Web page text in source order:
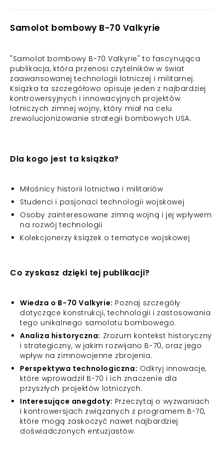
Samolot bombowy B-70 Valkyrie
"Samolot bombowy B-70 Valkyrie" to fascynująca
publikacja, która przenosi czytelników w świat
zaawansowanej technologii lotniczej i militarnej.
Książka ta szczegółowo opisuje jeden z najbardziej
kontrowersyjnych i innowacyjnych projektów
lotniczych zimnej wojny, który miał na celu
zrewolucjonizowanie strategii bombowych USA.
Dla kogo jest ta książka?
Miłośnicy historii lotnictwa i militariów
Studenci i pasjonaci technologii wojskowej
Osoby zainteresowane zimną wojną i jej wpływem
na rozwój technologii
Kolekcjonerzy książek o tematyce wojskowej
Co zyskasz dzięki tej publikacji?
Wiedza o B-70 Valkyrie: Poznaj szczegóły
dotyczące konstrukcji, technologii i zastosowania
tego unikalnego samolotu bombowego.
Analiza historyczna: Zrozum kontekst historyczny
i strategiczny, w jakim rozwijano B-70, oraz jego
wpływ na zimnowojenne zbrojenia.
Perspektywa technologiczna: Odkryj innowacje,
które wprowadził B-70 i ich znaczenie dla
przyszłych projektów lotniczych.
Interesujące anegdoty: Przeczytaj o wyzwaniach
i kontrowersjach związanych z programem B-70,
które mogą zaskoczyć nawet najbardziej
doświadczonych entuzjastów.